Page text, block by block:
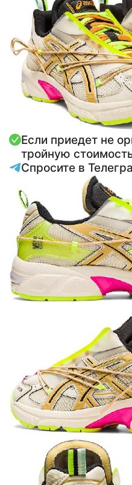
Если приедет не
тройную
Спросите в